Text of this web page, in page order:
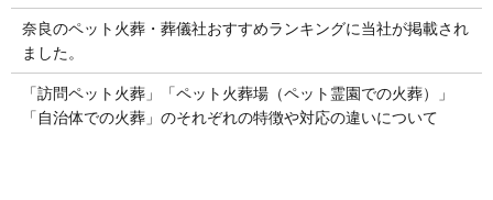
奈良のペット火葬・葬儀社おすすめランキングに当社が掲載され
ました。
「訪問ペット火葬」「ペット火葬場（ペット霊園での火葬）」
「自治体での火葬」のそれぞれの特徴や対応の違いについて